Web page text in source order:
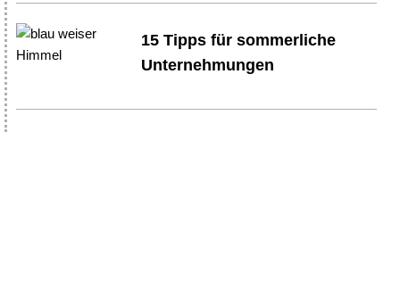
15 Tipps für sommerliche
Unternehmungen